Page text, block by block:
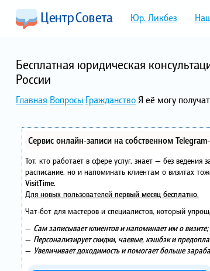
Юр. Ликбез
Бесплатная юридическая
России
Главная Вопросы ГражданствоЯ её могу
Сервис онлайн-записи на собственном
Тот, кто работает в сфере услуг, знает — без
расписание, но и напоминать клиентам о визитах
VisitTime.
Для новых пользователей первый месяц бесплатно.
Чат-бот для мастеров и специалистов, который
— Сам записывает клиентов и напоминает им о визите;
— Персонализирует скидки, чаевые, кэшбэк и
— Увеличивает доходимость и помогает больше